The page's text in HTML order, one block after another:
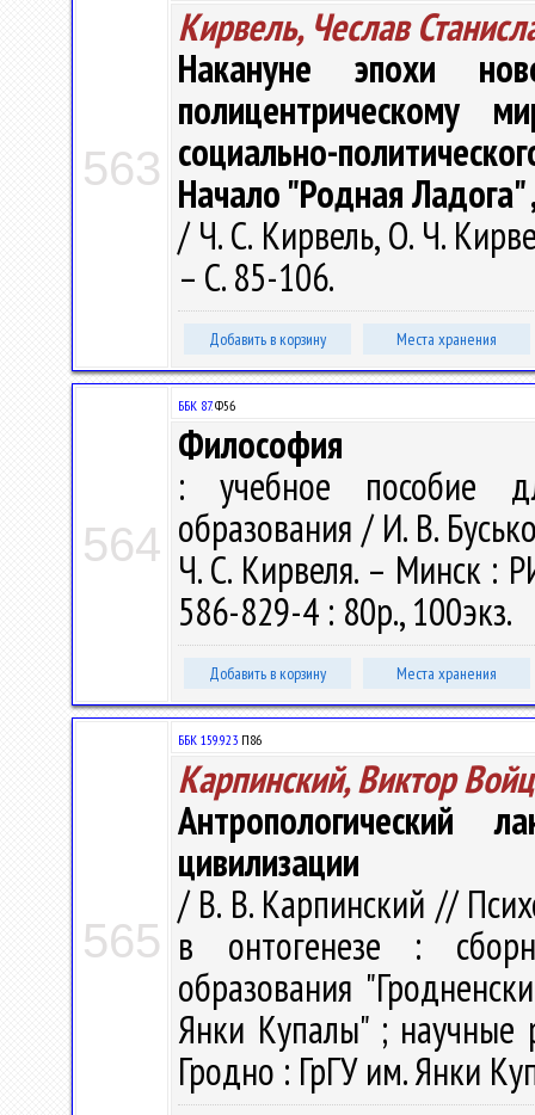
563
Кирвель, Чеслав
Накануне эпохи
полицентрическому
социально-
Начало "Родная
/ Ч. С. Кирвель, О. Ч.
– С. 85-106.
Добавить в корзину Места хранения
564
ББК 87.Ф56
Философия
: учебное пособие
образования / И. В.
Ч. С. Кирвеля. – Минск :
586-829-4 : 80р., 100экз.
Добавить в корзину Места хранения
565
ББК 159.923 П86
Карпинский, Виктор
Антропологический
цивилизации
/ В. В. Карпинский //
в онтогенезе :
образования
Янки Купалы" ;
Гродно : ГрГУ им. Янки